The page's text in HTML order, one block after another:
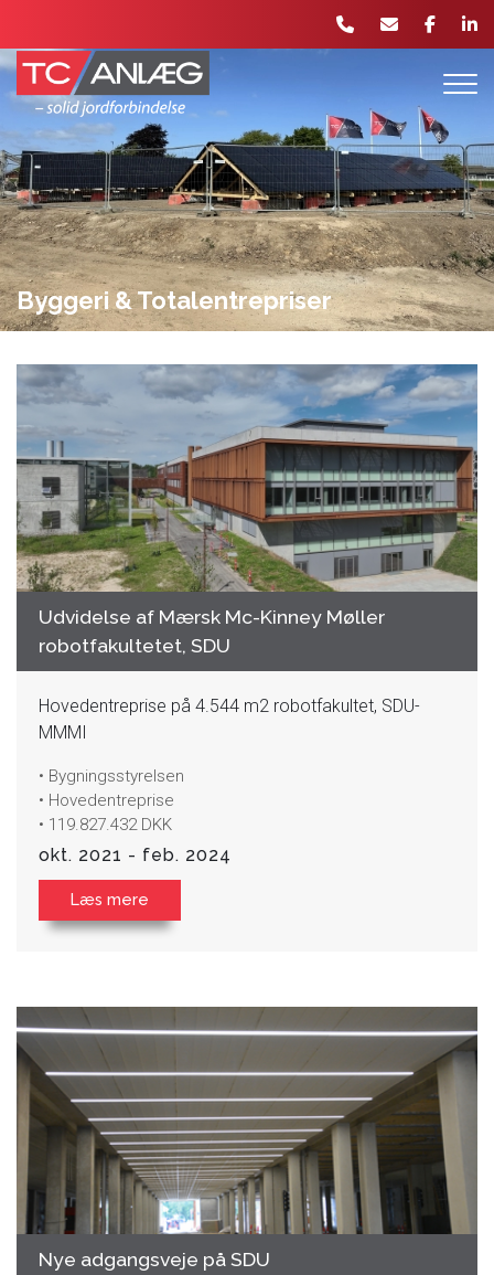
hovedindhold
Byggeri & Totalentrepriser
Udvidelse af Mærsk Mc-Kinney Møller
robotfakultetet, SDU
Hovedentreprise på 4.544 m2 robotfakultet, SDU-
MMMI
• Bygningsstyrelsen
• Hovedentreprise
• 119.827.432 DKK
okt. 2021 - feb. 2024
Læs mere
Nye adgangsveje på SDU